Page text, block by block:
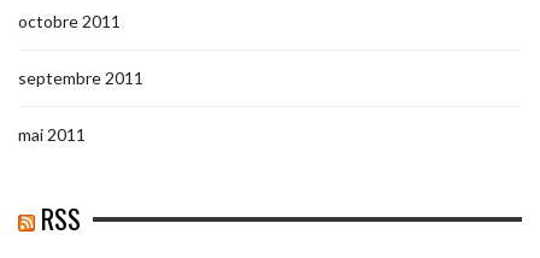
octobre 2011
septembre 2011
mai 2011
RSS